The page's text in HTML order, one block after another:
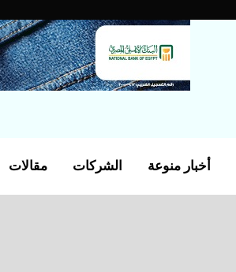
مقالات الشركات أخبار منوعة